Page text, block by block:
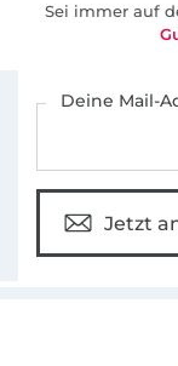
Sei immer auf
Deine Mail-
Jetzt